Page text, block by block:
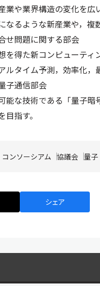
業や業界構造の変化を広
なるような新産業や，複
せ問題に関する部会
を得た新コンピューテ
ルタイム予測，効率化，
子通信部会
能な技術である「量子
指す。
コンソーシアム 協議会 量子
シェア